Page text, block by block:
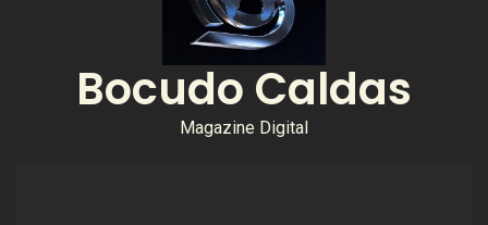
Bocudo Caldas
Magazine Digital